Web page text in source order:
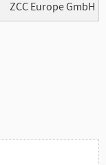
ZCC Europe GmbH